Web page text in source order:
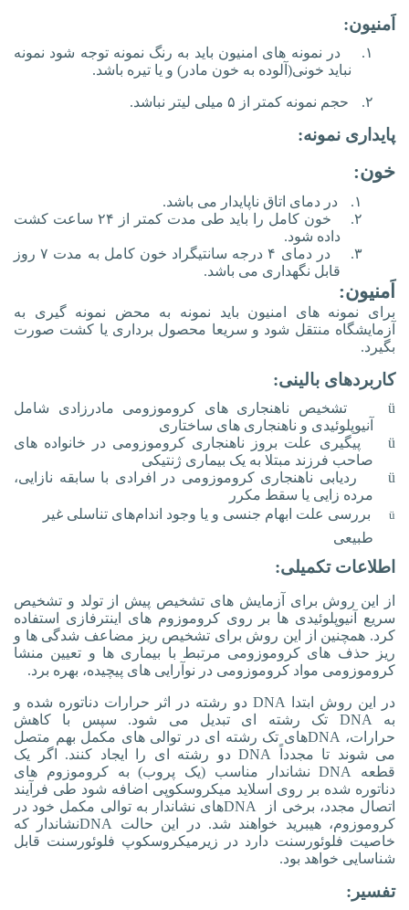
اَمنیون:
۱.
در نمونه های امنیون باید به رنگ نمونه توجه شود نمونه
نباید خونی(آلوده به خون مادر) و یا تیره باشد.
۲. حجم نمونه کمتر از ۵ میلی لیتر نباشد.
پایداری نمونه:
خون:
۱.
در دمای اتاق ناپایدار می باشد.
۲.
خون کامل را باید طی مدت کمتر از ۲۴ ساعت کشت
داده شود.
۳.
در دمای ۴ درجه سانتیگراد خون کامل به مدت ۷ روز
قابل نگهداری می باشد.
اَمنیون:
برای نمونه های امنیون باید نمونه به محض نمونه گیری به
آزمایشگاه منتقل شود و سریعا محصول برداری یا کشت صورت
بگیرد.
کاربردهای بالینی:
ü
تشخیص ناهنجاری های کروموزومی مادرزادی شامل
آنیوپلوئیدی و ناهنجاری های ساختاری
ü
پیگیری علت بروز ناهنجاری کروموزومی در خانواده های
صاحب فرزند مبتلا به یک بیماری ژنتیکی
ü
ردیابی ناهنجاری کروموزومی در افرادی با سابقه نازایی،
مرده زایی یا سقط مکرر
ü
بررسی علت ابهام جنسی و یا وجود اندام‌های تناسلی غیر
طبیعی
اطلاعات تکمیلی:
از این روش برای آزمایش های تشخیص پیش از تولد و تشخیص
سریع آنیوپلوئیدی ها بر روی کروموزوم های اینترفازی استفاده
کرد. همچنین از این روش برای تشخیص ریز مضاعف شدگی ها و
ریز حذف های کروموزومی مرتبط با بیماری ها و تعیین منشا
کروموزومی مواد کروموزومی در نوآرایی های پیچیده، بهره برد.
در این روش ابتدا DNA دو رشته در اثر حرارات دناتوره شده و
به DNA تک رشته ای تبدیل می شود. سپس با کاهش
حرارات، DNAهای تک رشته ای در توالی های مکمل بهم متصل
می شوند تا مجدداً
DNA دو رشته ای را ایجاد کنند. اگر یک
قطعه
DNAنشاندار مناسب (یک پروب) به کروموزوم های
دناتوره شده بر روی اسلاید میکروسکوپی اضافه شود طی فرآیند
اتصال مجدد، برخی از
DNAهای نشاندار به توالی مکمل خود در
کروموزوم، هیبرید خواهند شد. در این حالت
DNAنشاندار که
خاصیت فلوئورسنت دارد در زیرمیکروسکوپ فلوئورسنت قابل
شناسایی خواهد بود.
تفسیر: